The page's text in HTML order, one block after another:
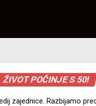
ŽIVOT POČINJE S 50!
zajednice. Razbijamo